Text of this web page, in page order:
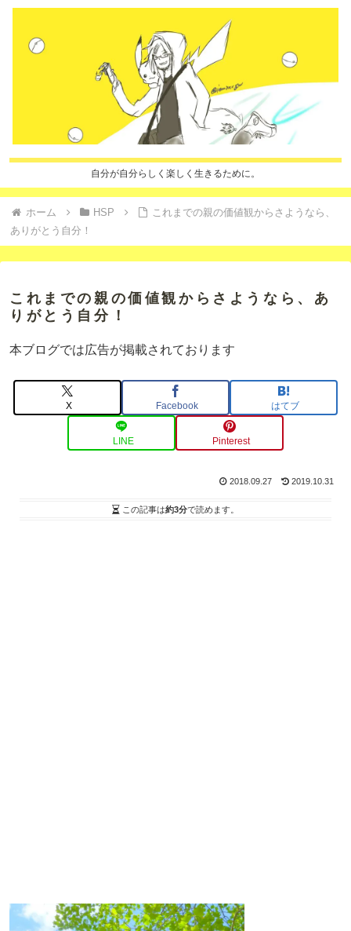
自分が自分らしく楽しく生きるために。
ホーム HSP
これまでの親の価値観からさようなら、
ありがとう自分！
これまでの親の価値観からさようなら、あ
りがとう自分！
本ブログでは広告が掲載されております
X Facebook はてブ
LINE Pinterest
2018.09.27 2019.10.31
この記事は約3分で読めます。